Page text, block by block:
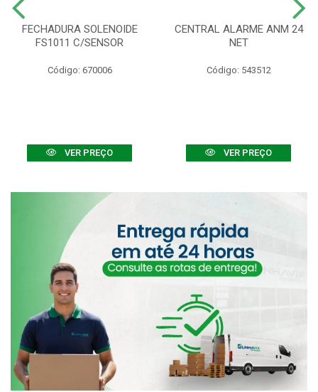
FECHADURA SOLENOIDE
FS1011 C/SENSOR
Código: 670006
VER PREÇO
CENTRAL ALARME ANM 24
NET
Código: 543512
VER PREÇO